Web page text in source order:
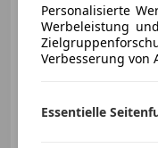
11/2021 149 000
Personalisierte
Werbeleistung
Verbesserung von
Essentielle